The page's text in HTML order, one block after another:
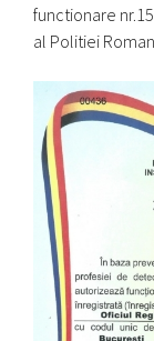
functionare
al Politiei